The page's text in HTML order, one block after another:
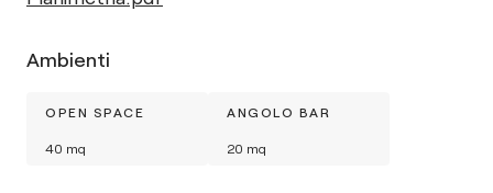
Ambienti
OPEN SPACE
40 mq
ANGOLO BAR
20 mq